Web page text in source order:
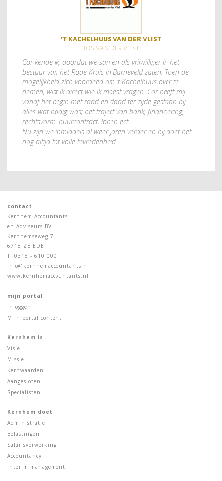
’t kachelhuus van der vlist
jos van der vlist
Cor kende ik, doordat we samen als vrijwilliger in het
bestuur van het Rode Kruis in Barneveld zaten. Toen de
mogelijkheid zich voordeed om ’t Kachelhuus over te
nemen, wist ik direct wie ik moest vragen. Cor heeft mij
vanaf het begin met raad en daad ter zijde gestaan bij
alles wat nodig was; het traject van bank, financiering,
rechtsvorm, huurcontract, lonen ect.
Nu zijn we inmiddels al weer jaren verder en hij doet het
nog altijd tot volle tevredenheid.
contact
Kernhem Accountants
en Adviseurs BV
Kernhemseweg 7
6718 ZB EDE
T: 0318 - 610 000
info@kernhemaccountants.nl
www.kernhemaccountants.nl
mijn portal
Inloggen
Mijn portal content
Kernhem is
Visie
Missie
Kernwaarden
Aangesloten
Specialisten
Kernhem doet
Administratie
Belastingen
Salarisverwerking
Accountancy
Interim management